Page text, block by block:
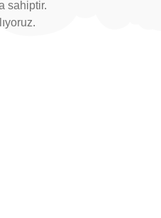
sahiptir.